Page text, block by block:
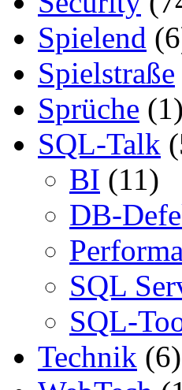
Spielend
Spielstraße
Sprüche (1)
SQL-Talk
BI (11)
DB-
SQL
SQL-
Technik (6)